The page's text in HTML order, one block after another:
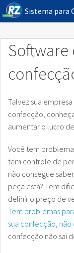
Sistema para
Controle de Produção
Pcp – Planejamento
Contato
Software
Talvez sua
confecção,
aumentar o lucro
Você tem
tem controle de
não consegue
peça está? Tem
definir o preço de
Tem problemas
sua confecção,
confecção não sai